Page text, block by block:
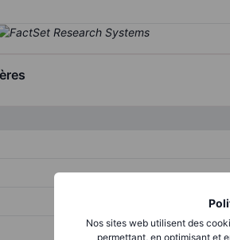
Nos sites web utilisent des
permettant, en optimisant et